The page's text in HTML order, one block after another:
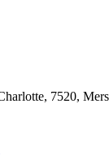
7520,